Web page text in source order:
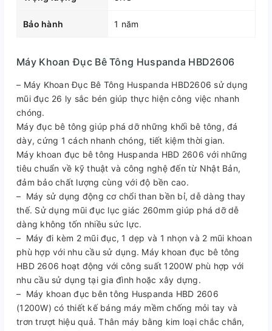
Bảo hành 1 năm
Máy Khoan Đục Bê Tông Huspanda HBD2606
– Máy Khoan Đục Bê Tông Huspanda HBD2606​​​​​​​ sử dụng
mũi đục 26 ly sắc bén giúp thực hiện công việc nhanh
chóng.
Máy đục bê tông giúp phá dỡ những khối bê tông, đá
dày, cứng 1 cách nhanh chóng, tiết kiệm thời gian.
Máy khoan đục bê tông Huspanda HBD 2606 với những
tiêu chuẩn về kỹ thuật và công nghệ đến từ Nhật Bản,
đảm bảo chất lượng cùng với độ bền cao.
– Máy sử dụng động cơ chổi than bền bỉ, dễ dàng thay
thế. Sử dụng mũi đục lục giác 260mm giúp phá dỡ dễ
dàng không tốn nhiều sức lực.
– Máy đi kèm 2 mũi đục, 1 dẹp và 1 nhọn và 2 mũi khoan
phù hợp với nhu cầu sử dụng. Máy khoan đục bê tông
HBD 2606 hoạt động với công suất 1200W phù hợp với
nhu cầu sử dụng tại gia đình hoặc xây dựng.
– Máy khoan đục bên tông Huspanda HBD 2606
(1200W) có thiết kế báng máy mềm chống mỏi tay và
trơn trượt hiệu quả. Thân máy bằng kim loại chắc chắn,